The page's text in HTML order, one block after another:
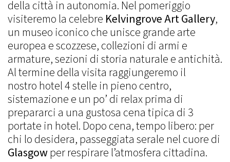
della città in autonomia. Nel pomeriggio
visiteremo la celebre Kelvingrove Art Gallery,
un museo iconico che unisce grande arte
europea e scozzese, collezioni di armi e
armature, sezioni di storia naturale e antichità.
Al termine della visita raggiungeremo il
nostro hotel 4 stelle in pieno centro,
sistemazione e un po’ di relax prima di
prepararci a una gustosa cena tipica di 3
portate in hotel. Dopo cena, tempo libero: per
chi lo desidera, passeggiata serale nel cuore di
Glasgowper respirare l’atmosfera cittadina.